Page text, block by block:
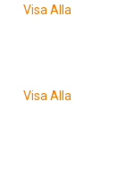
Visa Alla
Visa Alla